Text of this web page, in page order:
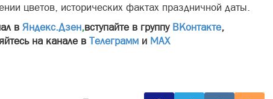
цветов, исторических фактах праздничной даты.
в Яндекс.Дзен,вступайте в группу ВКонтакте,
на канале в Телеграмм и МАХ